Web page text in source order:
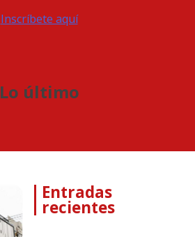
Inscríbete aquí
Lo último
Entradas
recientes